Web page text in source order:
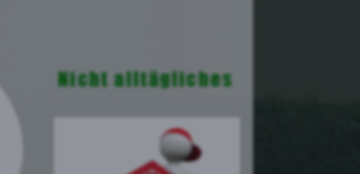
Nicht alltägliches